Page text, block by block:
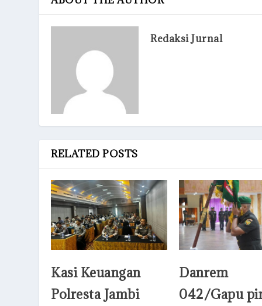
Redaksi Jurnal
RELATED POSTS
Kasi Keuangan
Polresta Jambi
Danrem
042/Gapu